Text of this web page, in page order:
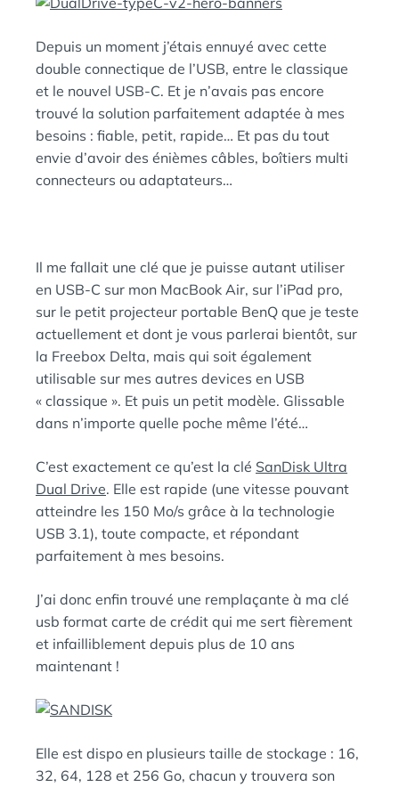
E
:
A
S
Depuis un moment j’étais ennuyé avec cette
double connectique de l’USB, entre le classique
et le nouvel USB-C. Et je n’avais pas encore
trouvé la solution parfaitement adaptée à mes
besoins : fiable, petit, rapide… Et pas du tout
envie d’avoir des énièmes câbles, boîtiers multi
connecteurs ou adaptateurs…
Il me fallait une clé que je puisse autant utiliser
en USB-C sur mon MacBook Air, sur l’iPad pro,
sur le petit projecteur portable BenQ que je teste
actuellement et dont je vous parlerai bientôt, sur
la Freebox Delta, mais qui soit également
utilisable sur mes autres devices en USB
« classique ». Et puis un petit modèle. Glissable
dans n’importe quelle poche même l’été…
C’est exactement ce qu’est la clé SanDisk Ultra
Dual Drive. Elle est rapide (une vitesse pouvant
atteindre les 150 Mo/s grâce à la technologie
USB 3.1), toute compacte, et répondant
parfaitement à mes besoins.
J’ai donc enfin trouvé une remplaçante à ma clé
usb format carte de crédit qui me sert fièrement
et infailliblement depuis plus de 10 ans
maintenant !
Elle est dispo en plusieurs taille de stockage : 16,
32, 64, 128 et 256 Go, chacun y trouvera son